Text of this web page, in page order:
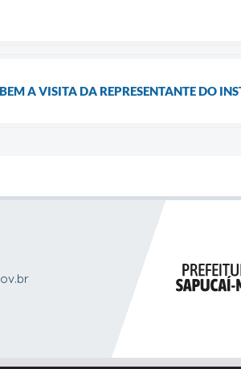
A VISITA DA REPRESENTANTE DO